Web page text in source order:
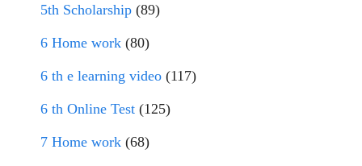
5th Scholarship (89)
6 Home work (80)
6 th e learning video (117)
6 th Online Test (125)
7 Home work (68)